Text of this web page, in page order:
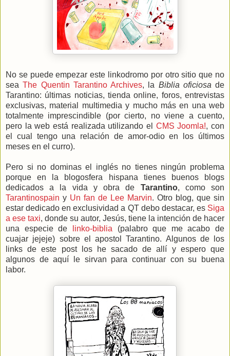
No se puede empezar este linkodromo por otro sitio que no
seaThe Quentin Tarantino Archives, la Biblia oficiosa de
Tarantino: últimas noticias, tienda online, foros, entrevistas
exclusivas, material multimedia y mucho más en una web
totalmente imprescindible (por cierto, no viene a cuento,
pero la web está realizada utilizando el CMS Joomla!, con
el cual tengo una relación de amor-odio en los últimos
meses en el curro).
Pero si no dominas el inglés no tienes ningún problema
porque en la blogosfera hispana tienes buenos blogs
dedicados a la vida y obra de Tarantino, como son
Tarantinospain y Un fan de Lee Marvin. Otro blog, que sin
estar dedicado en exclusividad a QT debo destacar, es Siga
a ese taxi, donde su autor, Jesús, tiene la intención de hacer
una especie de
linko-biblia (palabro que me acabo de
cuajar jejeje) sobre el apostol Tarantino. Algunos de los
links de este post los he sacado de allí y espero que
algunos de aquí le sirvan para continuar con su buena
labor.